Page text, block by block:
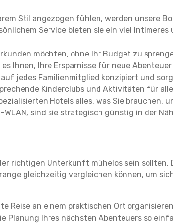
Stil angezogen fühlen, werden unsere
Service bieten sie ein viel intimeres
möchten, ohne Ihr Budget zu
Ihnen, Ihre Ersparnisse für neue
jedes Familienmitglied konzipiert und
Kinderclubs und Aktivitäten für
Hotels alles, was Sie brauchen,
sind sie strategisch günstig in der
richtigen Unterkunft mühelos sein sollten.
gleichzeitig vergleichen können, um
Reise an einem praktischen Ort
Planung Ihres nächsten Abenteuers so